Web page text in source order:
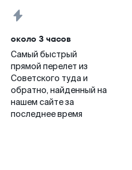
около 3 часов
Самый быстрый
прямой перелет из
Советского туда и
обратно, найденный на
нашем сайте за
последнее время